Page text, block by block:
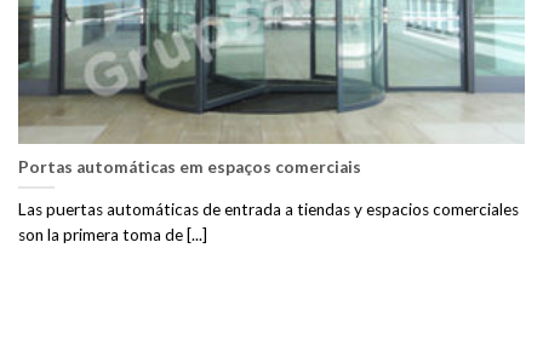
Portas automáticas em espaços comerciais
Las puertas automáticas de entrada a tiendas y espacios comerciales
son la primera toma de [...]